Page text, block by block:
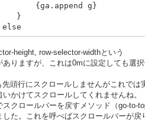
g}
g}
ga do
g}
height, row-selector-widthという
ありますが、これは0mに設定しても選
頭行にスクロールしませんがこれでは
かけてスクロールしてくれませんね。
スクロールバーを戻すメソッド（go-to-
した。これを呼べばスクロールバーが戻